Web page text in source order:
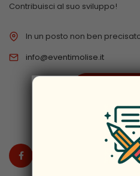
Contribuisci al suo sviluppo!
In un posto non ben
info@eventimolise.it